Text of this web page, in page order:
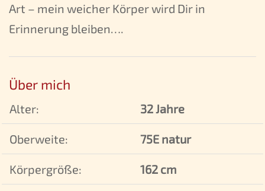
Art – mein weicher Körper wird Dir in
Erinnerung bleiben….
Über mich
Alter: 32 Jahre
Oberweite: 75E natur
Körpergröße: 162 cm